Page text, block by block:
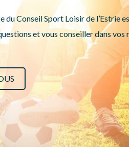
du Conseil Sport Loisir de l’Estrie
et vous conseiller dans vos